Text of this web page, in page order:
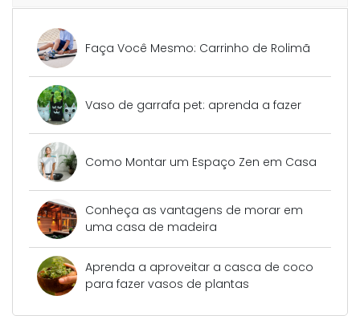
Faça Você Mesmo: Carrinho de Rolimã
Vaso de garrafa pet: aprenda a fazer
Como Montar um Espaço Zen em Casa
Conheça as vantagens de morar em
uma casa de madeira
Aprenda a aproveitar a casca de coco
para fazer vasos de plantas